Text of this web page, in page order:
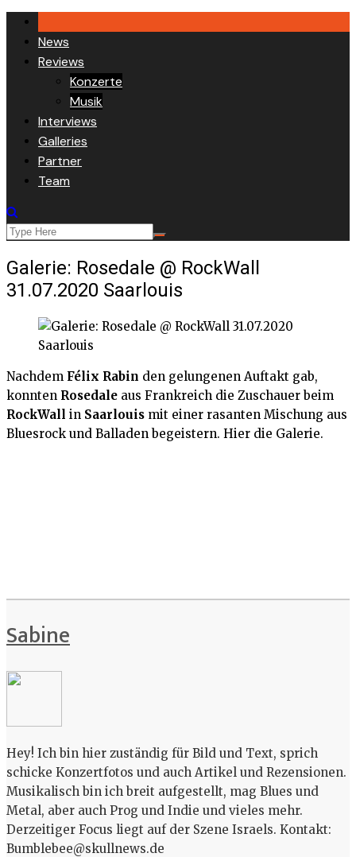
Skip
content
News
Reviews
Konzerte
Musik
Interviews
Galleries
Partner
Team
Galerie: Rosedale @ RockWall
31.07.2020 Saarlouis
Nachdem Félix Rabin den gelungenen Auftakt gab,
konnten Rosedale aus Frankreich die Zuschauer beim
RockWall in Saarlouis mit einer rasanten Mischung aus
Bluesrock und Balladen begeistern. Hier die Galerie.
Sabine
Hey! Ich bin hier zuständig für Bild und Text, sprich
schicke Konzertfotos und auch Artikel und Rezensionen.
Musikalisch bin ich breit aufgestellt, mag Blues und
Metal, aber auch Prog und Indie und vieles mehr.
Derzeitiger Focus liegt auf der Szene Israels. Kontakt:
Bumblebee@skullnews.de